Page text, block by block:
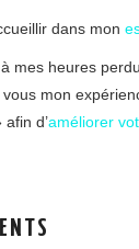
dans mon
mes heures
mon
afin d’améliorer